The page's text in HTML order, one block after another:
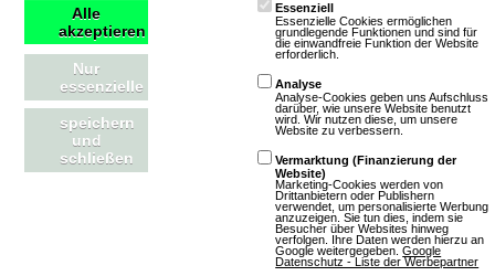
Download-MMOs
Download-MMOs (Client-Games) setzen auf eine lokale
Installation, um High-End-Grafik und komplexe
Spielwelten flüssig darzustellen. Im Vergleich zu
Browsergames bieten sie tiefergehendes Gameplay,
Alle
akzeptieren
Nur
essenzielle
speichern
und
schließen
Essenziell
Essenzielle Cookies ermöglichen
grundlegende Funktionen und sind für
die einwandfreie Funktion der Website
erforderlich.
Analyse
Analyse-Cookies geben uns Aufschluss
darüber, wie unsere Website benutzt
wird. Wir nutzen diese, um unsere
Website zu verbessern.
Vermarktung (Finanzierung der
Website)
Marketing-Cookies werden von
Drittanbietern oder Publishern
verwendet, um personalisierte Werbung
anzuzeigen. Sie tun dies, indem sie
Besucher über Websites hinweg
verfolgen. Ihre Daten werden hierzu an
Google weitergegeben.Google
Datenschutz - Liste der Werbepartner